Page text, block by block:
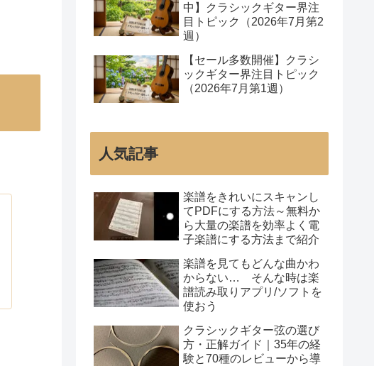
中】クラシックギター界注
目トピック（2026年7月第2
週）
【セール多数開催】クラシ
ックギター界注目トピック
（2026年7月第1週）
人気記事
楽譜をきれいにスキャンし
てPDFにする方法～無料か
ら大量の楽譜を効率よく電
子楽譜にする方法まで紹介
楽譜を見てもどんな曲かわ
からない… そんな時は楽
譜読み取りアプリ/ソフトを
使おう
クラシックギター弦の選び
方・正解ガイド｜35年の経
験と70種のレビューから導